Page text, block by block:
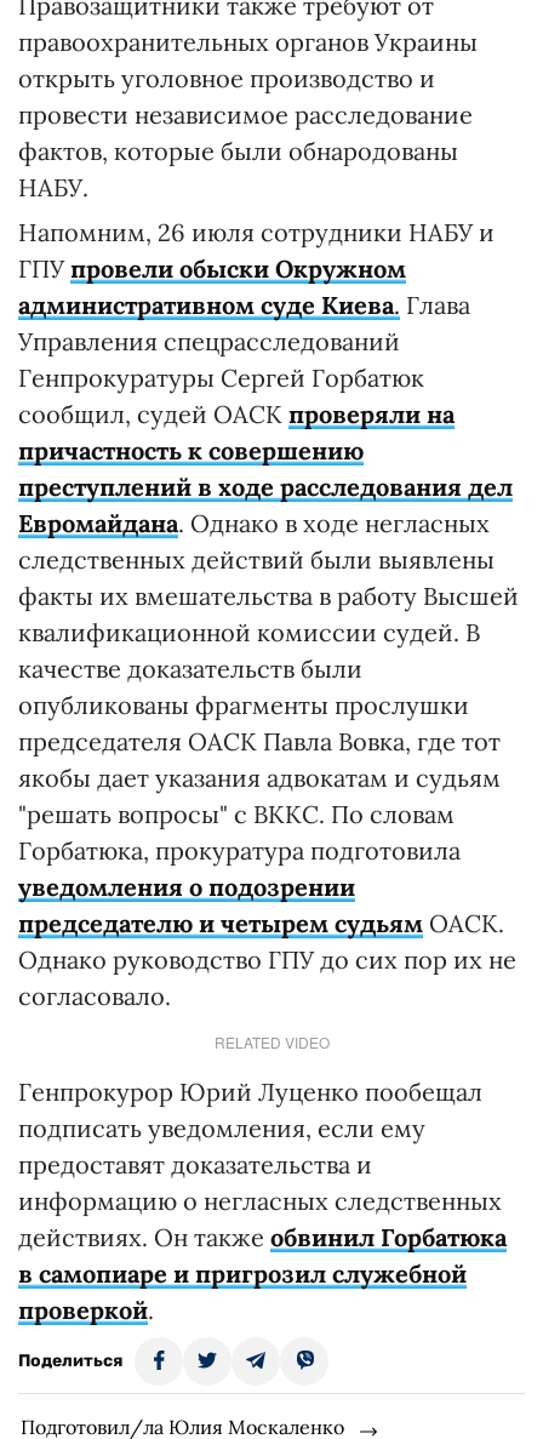
правоохранительных органов Украины
открыть уголовное производство и
провести независимое расследование
фактов, которые были обнародованы
НАБУ.
Напомним, 26 июля сотрудники НАБУ и
ГПУпровели обыски Окружном
административном суде Киева. Глава
Управления спецрасследований
Генпрокуратуры Сергей Горбатюк
сообщил, судей ОАСК проверяли на
причастность к совершению
преступлений в ходе расследования дел
Евромайдана. Однако в ходе негласных
следственных действий были выявлены
факты их вмешательства в работу Высшей
квалификационной комиссии судей. В
качестве доказательств были
опубликованы фрагменты прослушки
председателя ОАСК Павла Вовка, где тот
якобы дает указания адвокатам и судьям
"решать вопросы" с ВККС. По словам
Горбатюка, прокуратура подготовила
уведомления о подозрении
председателю и четырем судьям ОАСК.
Однако руководство ГПУ до сих пор их не
согласовало.
RELATED VIDEO
Генпрокурор Юрий Луценко пообещал
подписать уведомления, если ему
предоставят доказательства и
информацию о негласных следственных
действиях. Он также обвинил Горбатюка
в самопиаре и пригрозил служебной
проверкой.
Поделиться
Подготовил/ла Юлия Москаленко